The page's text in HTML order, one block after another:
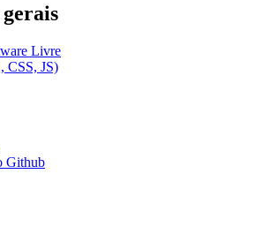
Livre
CSS, JS)
Github